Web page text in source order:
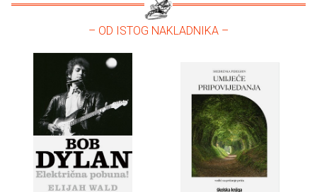
– OD ISTOG NAKLADNIKA –